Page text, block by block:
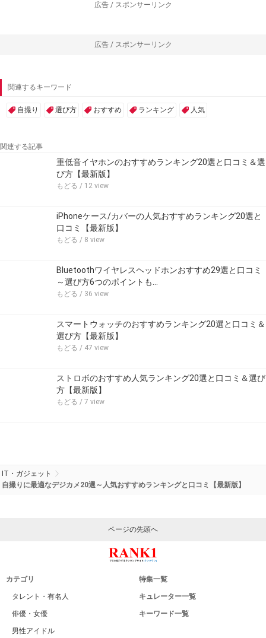
広告 / スポンサーリンク
広告 / スポンサーリンク
関連するキーワード
自撮り 選び方 おすすめ ランキング 人気
関連する記事
重低音イヤホンのおすすめランキング20選と口コミ＆選
び方【最新版】
もどる / 12 view
iPhoneケース/カバーの人気おすすめランキング20選と
口コミ【最新版】
もどる / 8 view
Bluetoothワイヤレスヘッドホンおすすめ29選と口コミ
～選び方6つのポイントも…
もどる / 36 view
スマートウォッチのおすすめランキング20選と口コミ＆
選び方【最新版】
もどる / 47 view
ストロボのおすすめ人気ランキング20選と口コミ＆選び
方【最新版】
もどる / 7 view
IT・ガジェット
自撮りに最適なデジカメ20選～人気おすすめランキングと口コミ【最新版】
ページの先頭へ
カテゴリ
タレント・有名人
俳優・女優
男性アイドル
特集一覧
キュレーター一覧
キーワード一覧